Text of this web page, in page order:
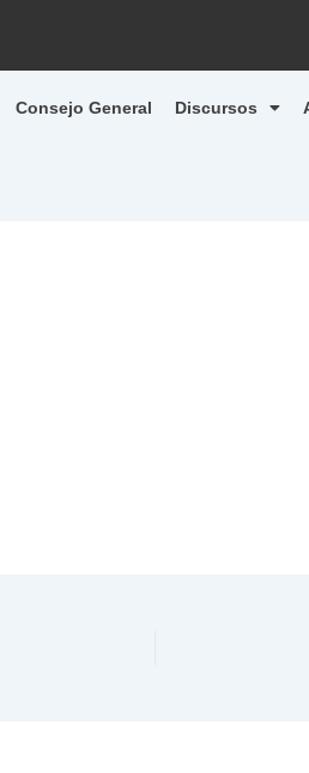
Consejo General Discursos